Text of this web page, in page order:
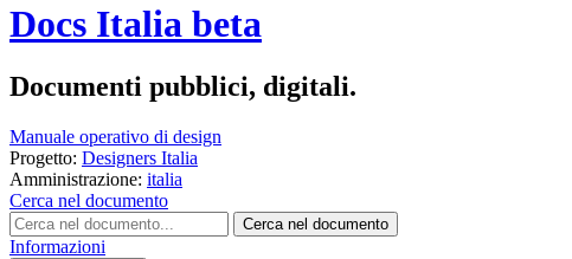
Docs Italia beta
Documenti pubblici, digitali.
Manuale operativo di design
Progetto: Designers Italia
Amministrazione: italia
Cerca nel documento
Cerca nel documento
Informazioni